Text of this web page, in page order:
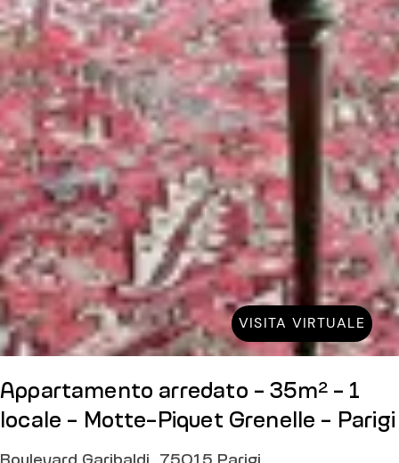
VISITA VIRTUALE
Appartamento arredato - 35m² - 1
locale - Motte-Piquet Grenelle - Parigi
Boulevard Garibaldi, 75015 Parigi